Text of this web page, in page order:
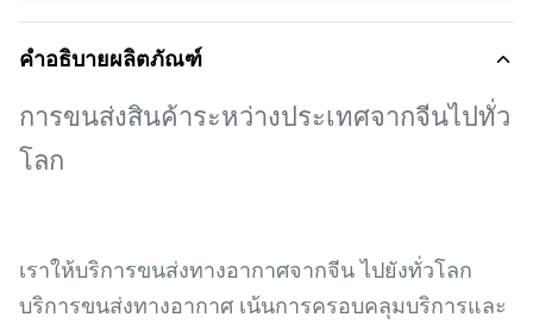
คำอธิบายผลิตภัณฑ์
การขนส่งสินค้าระหว่างประเทศจากจีนไปทั่ว
โลก
เราให้บริการขนส่งทางอากาศจากจีน ไปยังทั่วโลก
บริการขนส่งทางอากาศ เน้นการครอบคลุมบริการและ